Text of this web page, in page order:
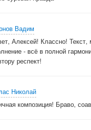
Вадим
Алексей! Классно! Текст,
- всё в полной
респект!
Николай
композиция! Браво,